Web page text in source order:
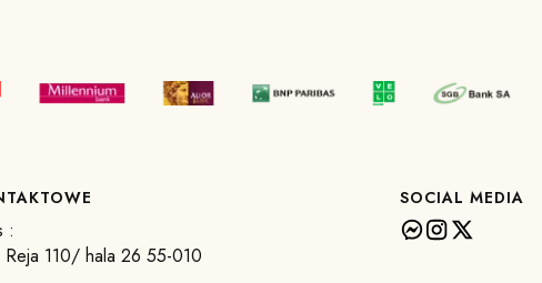
:
Reja 110/ hala 26 55-010
SOCIAL MEDIA